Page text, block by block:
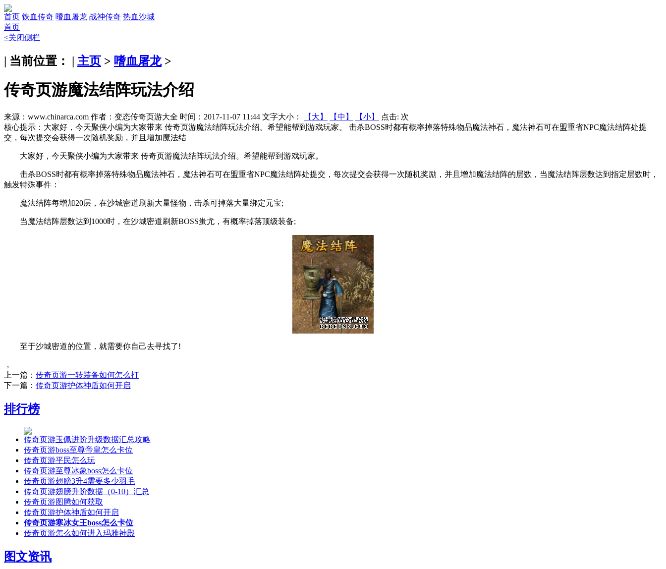
首页 铁血传奇 嗜血屠龙 战神传奇 热血沙城
首页
<关闭侧栏
| 当前位置： | 主页 > 嗜血屠龙>
传奇页游魔法结阵玩法介绍
来源：www.chinarca.com 作者：变态传奇页游大全 时间：2017-11-07 11:44 文字大小： 【大】 【中】 【小】 点击: 次
核心提示： 大家好，今天聚侠小编为大家带来 传奇页游魔法结阵玩法介绍。希望能帮到游戏玩家。 击杀BOSS时都有概率掉落特殊物品魔法神石，魔法神石可在盟重省NPC魔法结阵处提
交，每次提交会获得一次随机奖励，并且增加魔法结
大家好，今天聚侠小编为大家带来 传奇页游魔法结阵玩法介绍。希望能帮到游戏玩家。
击杀BOSS时都有概率掉落特殊物品魔法神石，魔法神石可在盟重省NPC魔法结阵处提交，每次提交会获得一次随机奖励，并且增加魔法结阵的层数，当魔法结阵层数达到指定层数时，
触发特殊事件：
魔法结阵每增加20层，在沙城密道刷新大量怪物，击杀可掉落大量绑定元宝;
当魔法结阵层数达到1000时，在沙城密道刷新BOSS蚩尤，有概率掉落顶级装备;
至于沙城密道的位置，就需要你自己去寻找了!
，
上一篇： 传奇页游一转装备如何怎么打
下一篇： 传奇页游护体神盾如何开启
排行榜
传奇页游玉佩进阶升级数据汇总攻略
传奇页游boss至尊帝皇怎么卡位
传奇页游平民怎么玩
传奇页游至尊冰象boss怎么卡位
传奇页游翅膀3升4需要多少羽毛
传奇页游翅膀升阶数据（0-10）汇总
传奇页游图腾如何获取
传奇页游护体神盾如何开启
传奇页游寒冰女王boss怎么卡位
传奇页游怎么如何进入玛雅神殿
图文资讯